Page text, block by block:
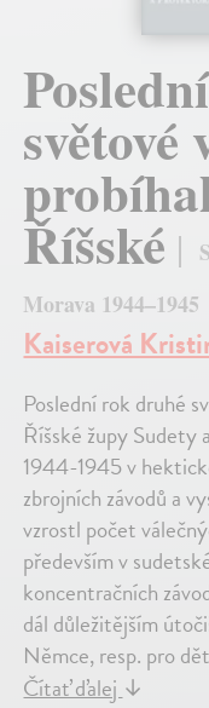
světové
Říšské
Morava 1944–1945
Kaiserová
Poslední rok druhé
Říšské župy
1944-1945 v
zbrojních závodů a
vzrostl počet
především v
koncentračních
dál důležitějším
Němce, resp. pro
Čítať ďalej↓